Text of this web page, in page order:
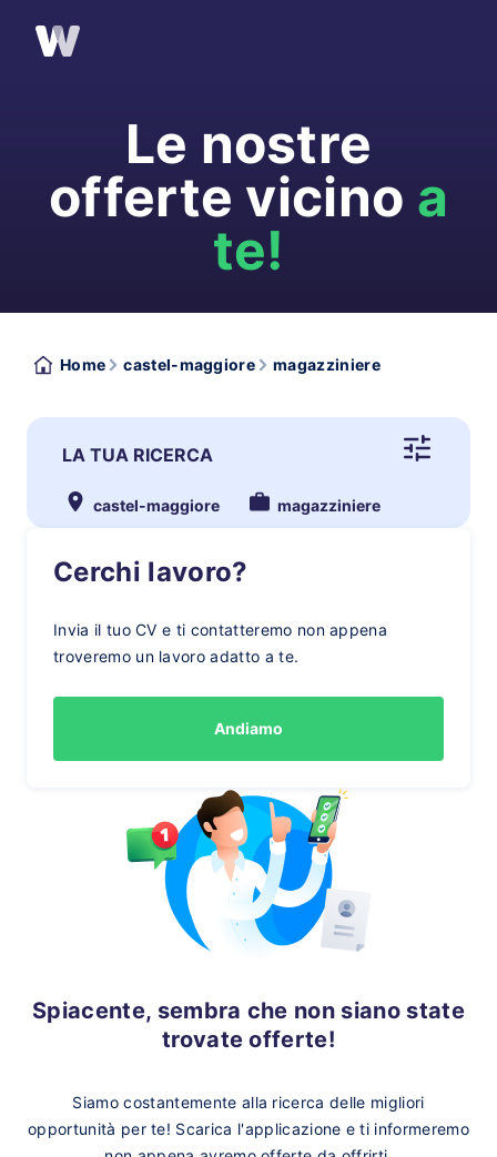
Le nostre
offerte vicino a
te!
Home castel-maggiore magazziniere
LA TUA RICERCA
castel-maggiore magazziniere
Cerchi lavoro?
Invia il tuo CV e ti contatteremo non appena
troveremo un lavoro adatto a te.
Andiamo
Spiacente, sembra che non siano state
trovate offerte!
Siamo costantemente alla ricerca delle migliori
opportunità per te! Scarica l'applicazione e ti informeremo